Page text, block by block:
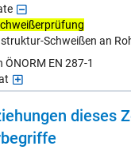
Schweißen an
EN 287-1
die­ses